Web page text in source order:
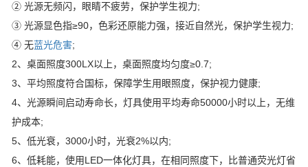
② 光源无频闪，眼睛不疲劳，保护学生视力;
③ 光源显色指≥90，色彩还原能力强，接近自然光，保护学生视力;
④ 无蓝光危害;
2、桌面照度300LX以上，桌面照度均匀度≥0.7;
3、平均照度符合国标，保障学生用眼照度，保护视力健康;
4、光源瞬间启动寿命长，灯具使用平均寿命50000小时以上，无维
护成本;
5、低光衰，3000小时，光衰2%以内;
6、低耗能，使用LED一体化灯具，在相同照度下，比普通荧光灯省